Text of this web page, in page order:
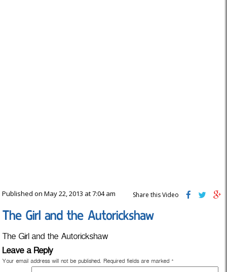
Published on May 22, 2013 at 7:04 am Share this Video
The Girl and the Autorickshaw
The Girl and the Autorickshaw
Leave a Reply
Your email address will not be published. Required fields are marked *